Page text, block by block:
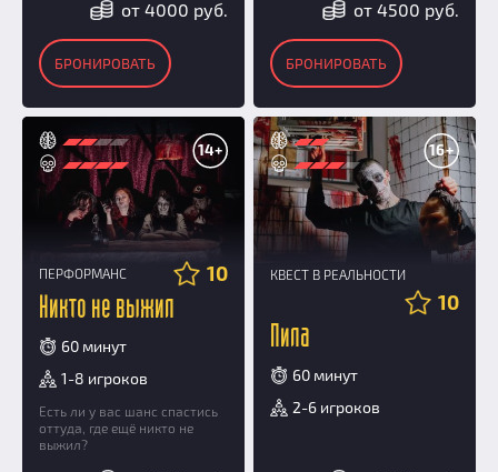
от 4000 руб.
БРОНИРОВАТЬ
от 4500 руб.
БРОНИРОВАТЬ
14+
ПЕРФОРМАНС 10
Никто не выжил
60 минут
1-8 игроков
Есть ли у вас шанс спастись
оттуда, где ещё никто не
выжил?
16+
КВЕСТ В РЕАЛЬНОСТИ
10
Пила
60 минут
2-6 игроков